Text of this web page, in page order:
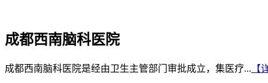
成都西南脑科医院
成都西南脑科医院是经由卫生主管部门审批成立，集医疗... 【